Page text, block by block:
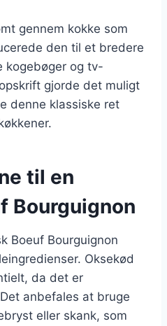
gennem kokke som
den til et bredere
kogebøger og tv-
gjorde det muligt
denne klassiske ret
til en
Bourguignon
Boeuf Bourguignon
Oksekød
da det er
anbefales at bruge
eller skank, som